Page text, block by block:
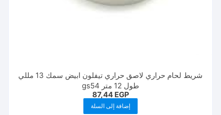
شريط لحام حراري لاصق حراري تيفلون ابيض سمك 13 مللي
طول 12 متر gs54
87,44 EGP
إضافة إلى السلة